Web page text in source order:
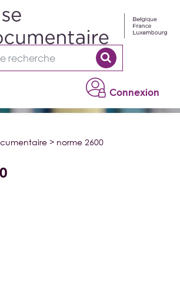
Connexion
> norme 2600
panel